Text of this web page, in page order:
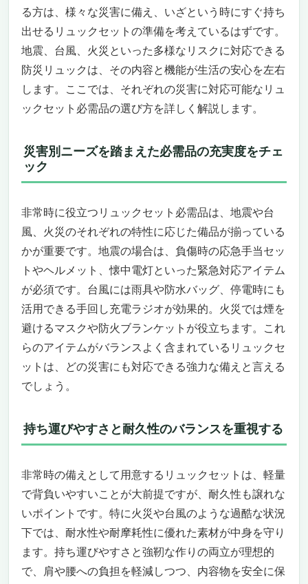
防災初心者も安心！高機能＆使いやすさを兼
ね備えた大容量リュック
災害に強い！「防災のミカタ 2人用 68点 完全
防災リュックセット」
防災士監修の信頼感！本当に使えるアイテム
を厳選した防災リュック
停電や情報遮断にも対応！乾電池式モバイル
快適避難を支えるエアーベッドや季節対策グ
ッズも充実
こんな方におすすめ！
万全の備えで安心を確保！「marujyo ご家族3
～4人用 豪華充実ファミリー防災セット DXセ
ットⅡ」
家族の安全を守る充実の防災リュックセット
多機能ダイナモライト＆ラジオ付きで情報も
どんな人におすすめ？注意すべきポイント
は？
災害に強い備えを実現！「SAFETY PLUS 防災
リュック 2人用 21種42点セット」
スマホ充電も可能な多機能ラジオライト搭載
で情報収集も万全
して避難生活を送れる
こんな方におすすめ！家族や二人での避難に
備えたい方、初めて防災セットを揃える方
こんな方にはおすすめできません！より軽量
でコンパクトな持ち出しを求める単身者や高
齢者
万全の備えで安心を！「岸田産業 防災セット
る方は、様々な災害に備え、いざという時にすぐ持ち
出せるリュックセットの準備を考えているはずです。
地震、台風、火災といった多様なリスクに対応できる
防災リュックは、その内容と機能が生活の安心を左右
します。ここでは、それぞれの災害に対応可能なリュ
ックセット必需品の選び方を詳しく解説します。
災害別ニーズを踏まえた必需品の充実度をチェ
ック
非常時に役立つリュックセット必需品は、地震や台
風、火災のそれぞれの特性に応じた備品が揃っている
かが重要です。地震の場合は、負傷時の応急手当セッ
トやヘルメット、懐中電灯といった緊急対応アイテム
が必須です。台風には雨具や防水バッグ、停電時にも
活用できる手回し充電ラジオが効果的。火災では煙を
避けるマスクや防火ブランケットが役立ちます。これ
らのアイテムがバランスよく含まれているリュックセ
ットは、どの災害にも対応できる強力な備えと言える
でしょう。
持ち運びやすさと耐久性のバランスを重視する
非常時の備えとして用意するリュックセットは、軽量
で背負いやすいことが大前提ですが、耐久性も譲れな
いポイントです。特に火災や台風のような過酷な状況
下では、耐水性や耐摩耗性に優れた素材が中身を守り
ます。持ち運びやすさと強靭な作りの両立が理想的
で、肩や腰への負担を軽減しつつ、内容物を安全に保